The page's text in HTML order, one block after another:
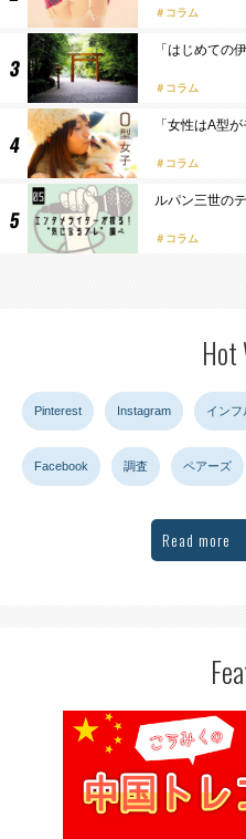
コラム
「はじめての
コラム
「女性はA型
コラム
ルパン三世の
コラム
Hot
Pinterest Instagram インフ
Facebook 調査 ペアーズ
Read more